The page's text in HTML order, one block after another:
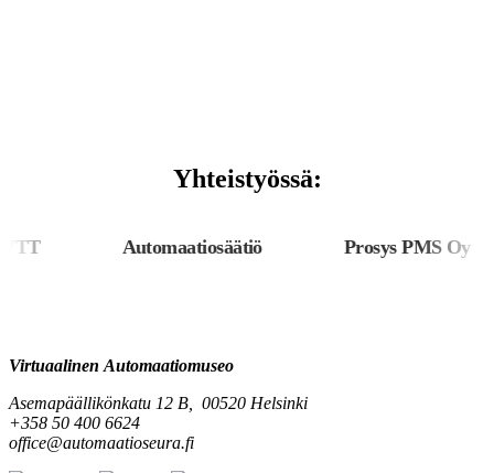
Yhteistyössä:
Automaatiosäätiö Prosys PMS Oy
Virtuaalinen Automaatiomuseo
Asemapäällikönkatu 12 B, 00520 Helsinki
+358 50 400 6624
office@automaatioseura.fi